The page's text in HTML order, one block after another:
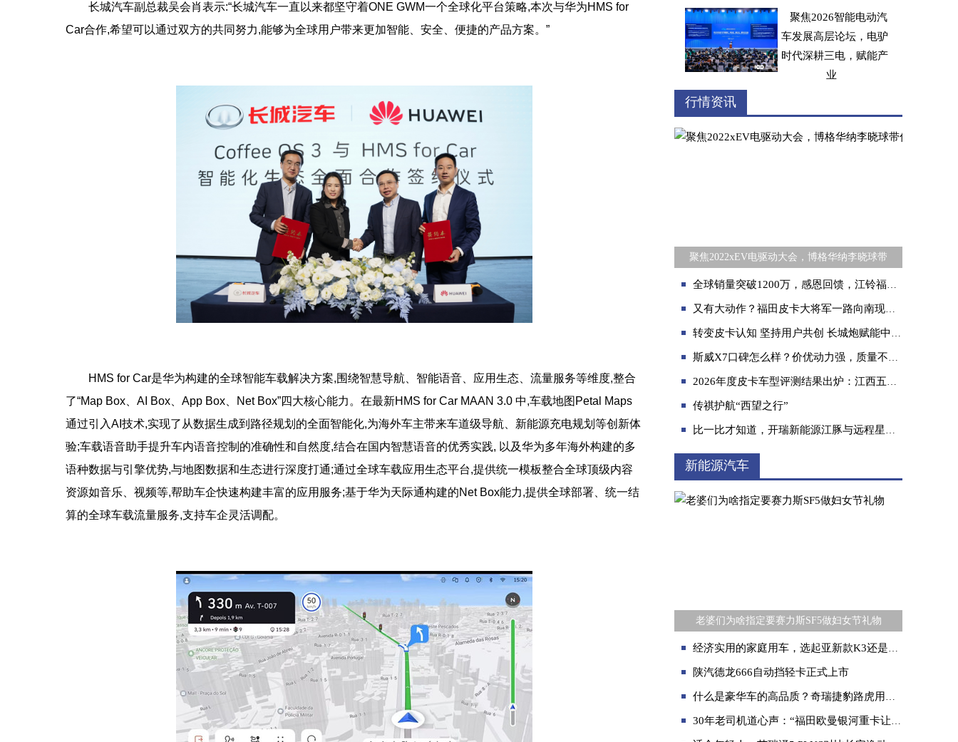
长城汽车副总裁吴会肖表示:“长城汽车一直以来都坚守着ONE GWM一个全球化平台策略,本次与华为HMS for
Car合作,希望可以通过双方的共同努力,能够为全球用户带来更加智能、安全、便捷的产品方案。”
HMS for Car是华为构建的全球智能车载解决方案,围绕智慧导航、智能语音、应用生态、流量服务等维度,整合
了“Map Box、AI Box、App Box、Net Box”四大核心能力。在最新HMS for Car MAAN 3.0 中,车载地图Petal Maps
通过引入AI技术,实现了从数据生成到路径规划的全面智能化,为海外车主带来车道级导航、新能源充电规划等创新体
验;车载语音助手提升车内语音控制的准确性和自然度,结合在国内智慧语音的优秀实践, 以及华为多年海外构建的多
语种数据与引擎优势,与地图数据和生态进行深度打通;通过全球车载应用生态平台,提供统一模板整合全球顶级内容
资源如音乐、视频等,帮助车企快速构建丰富的应用服务;基于华为天际通构建的Net Box能力,提供全球部署、统一结
算的全球车载流量服务,支持车企灵活调配。
聚焦2026智能电动汽
车发展高层论坛，电驴
时代深耕三电，赋能产
业
加剧，为何艾力绅能突
破重围？
行情资讯
聚焦2022xEV电驱动大会，博格华纳李晓球带
全球销量突破1200万，感恩回馈，江铃福顺官方降价，机不可失！！
又有大动作？福田皮卡大将军一路向南现身国门文昌
转变皮卡认知 坚持用户共创 长城炮赋能中式皮卡文化向上
斯威X7口碑怎么样？价优动力强，质量不凑合
2026年度皮卡车型评测结果出炉：江西五十铃D-MAX 3.0斩获最高荣誉
传祺护航“西望之行”
比一比才知道，开瑞新能源江豚与远程星享v6谁更优秀！
新能源汽车
老婆们为啥指定要赛力斯SF5做妇女节礼物
经济实用的家庭用车，选起亚新款K3还是大众朗逸？
陕汽德龙666自动挡轻卡正式上市
什么是豪华车的高品质？奇瑞捷豹路虎用实力给出答案
30年老司机道心声：“福田欧曼银河重卡让我始于颜值、陷于舒适、忠于品质”